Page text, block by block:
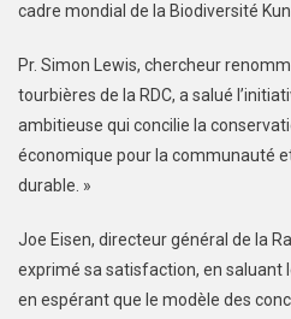
cadre mondial de la Biodiversité
Pr. Simon Lewis, chercheur
tourbières de la RDC, a salué
ambitieuse qui concilie la
économique pour la communauté
durable. »
Joe Eisen, directeur général de la
exprimé sa satisfaction, en saluant
en espérant que le modèle des